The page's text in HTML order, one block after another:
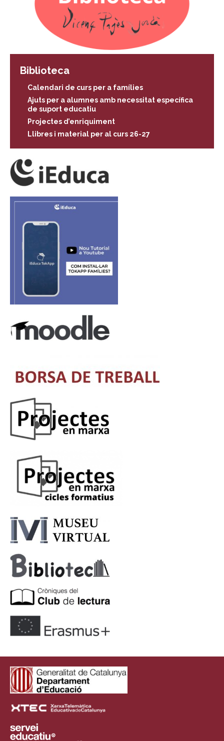
Biblioteca
Calendari de curs per a famílies
Ajuts per a alumnes amb necessitat específica
de suport educatiu
Projectes d’enriquiment
Llibres i material per al curs 26-27